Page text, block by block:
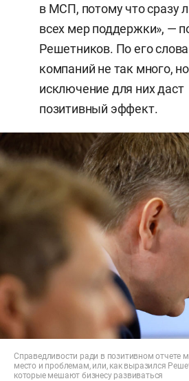
в МСП, потому что сразу
всех мер поддержки», —
Решетников. По его
компаний не так много,
исключение для них даст
позитивный эффект.
Справедливости ради в позитивном отчете
место и проблемам, или, как выразился
которые мешают бизнесу развиваться